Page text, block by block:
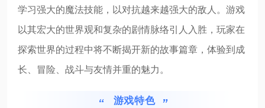
学习强大的魔法技能，以对抗越来越强大的敌人。游戏
以其宏大的世界观和复杂的剧情脉络引人入胜，玩家在
探索世界的过程中将不断揭开新的故事篇章，体验到成
长、冒险、战斗与友情并重的魅力。
游戏特色